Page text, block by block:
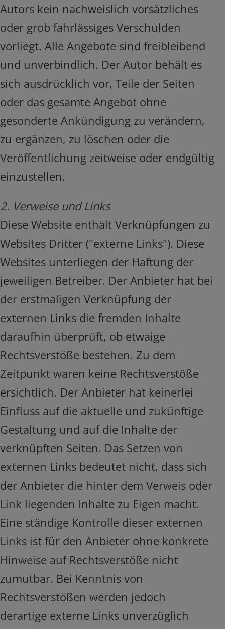
Autors kein nachweislich vorsätzliches
oder grob fahrlässiges Verschulden
vorliegt. Alle Angebote sind freibleibend
und unverbindlich. Der Autor behält es
sich ausdrücklich vor, Teile der Seiten
oder das gesamte Angebot ohne
gesonderte Ankündigung zu verändern,
zu ergänzen, zu löschen oder die
Veröffentlichung zeitweise oder endgültig
einzustellen.
2. Verweise und Links
Diese Website enthält Verknüpfungen zu
Websites Dritter ("externe Links"). Diese
Websites unterliegen der Haftung der
jeweiligen Betreiber. Der Anbieter hat bei
der erstmaligen Verknüpfung der
externen Links die fremden Inhalte
daraufhin überprüft, ob etwaige
Rechtsverstöße bestehen. Zu dem
Zeitpunkt waren keine Rechtsverstöße
ersichtlich. Der Anbieter hat keinerlei
Einfluss auf die aktuelle und zukünftige
Gestaltung und auf die Inhalte der
verknüpften Seiten. Das Setzen von
externen Links bedeutet nicht, dass sich
der Anbieter die hinter dem Verweis oder
Link liegenden Inhalte zu Eigen macht.
Eine ständige Kontrolle dieser externen
Links ist für den Anbieter ohne konkrete
Hinweise auf Rechtsverstöße nicht
zumutbar. Bei Kenntnis von
Rechtsverstößen werden jedoch
derartige externe Links unverzüglich